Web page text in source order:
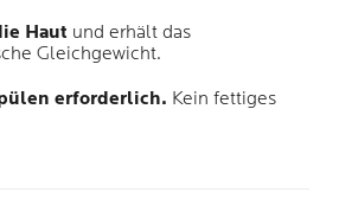
Haut und erhält das
Gleichgewicht.
erforderlich. Kein fettiges